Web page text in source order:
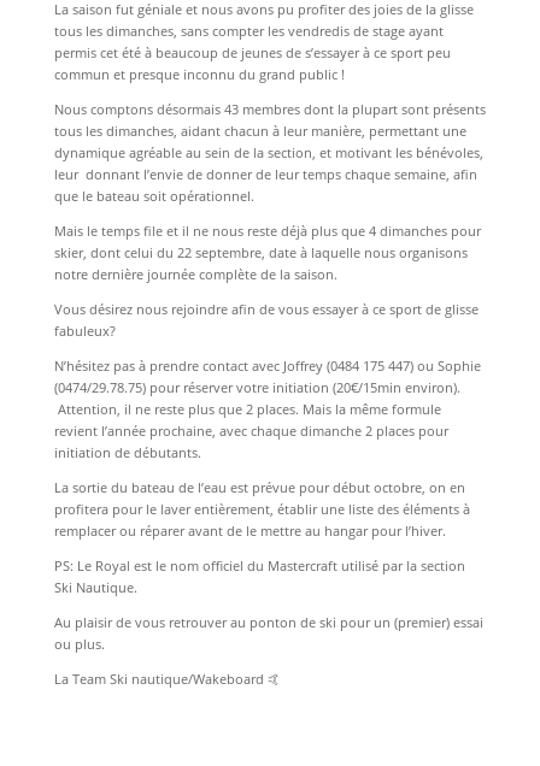
La saison fut géniale et nous avons pu profiter des joies de la glisse
tous les dimanches, sans compter les vendredis de stage ayant
permis cet été à beaucoup de jeunes de s’essayer à ce sport peu
commun et presque inconnu du grand public !
Nous comptons désormais 43 membres dont la plupart sont présents
tous les dimanches, aidant chacun à leur manière, permettant une
dynamique agréable au sein de la section, et motivant les bénévoles,
leur donnant l’envie de donner de leur temps chaque semaine, afin
que le bateau soit opérationnel.
Mais le temps file et il ne nous reste déjà plus que 4 dimanches pour
skier, dont celui du 22 septembre, date à laquelle nous organisons
notre dernière journée complète de la saison.
Vous désirez nous rejoindre afin de vous essayer à ce sport de glisse
fabuleux?
N’hésitez pas à prendre contact avec Joffrey (0484 175 447) ou Sophie
(0474/29.78.75) pour réserver votre initiation (20€/15min environ).
Attention, il ne reste plus que 2 places. Mais la même formule
revient l’année prochaine, avec chaque dimanche 2 places pour
initiation de débutants.
La sortie du bateau de l’eau est prévue pour début octobre, on en
profitera pour le laver entièrement, établir une liste des éléments à
remplacer ou réparer avant de le mettre au hangar pour l’hiver.
PS: Le Royal est le nom officiel du Mastercraft utilisé par la section
Ski Nautique.
Au plaisir de vous retrouver au ponton de ski pour un (premier) essai
ou plus.
La Team Ski nautique/Wakeboard 🤙